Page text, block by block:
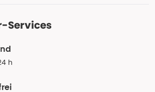
Services
h